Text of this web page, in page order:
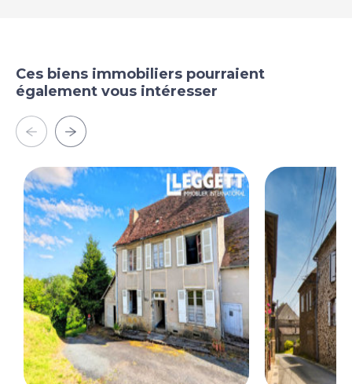
Ces biens immobiliers pourraient
également vous intéresser